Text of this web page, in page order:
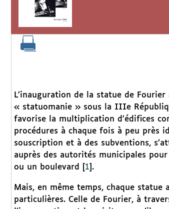
L’inauguration de la statue de
« statuomanie » sous la IIIe
favorise la multiplication d’édifices
procédures à chaque fois à peu près
souscription et à des subventions,
auprès des autorités municipales
ou un boulevard
1 .
Mais, en même temps, chaque
particulières. Celle de Fourier, à